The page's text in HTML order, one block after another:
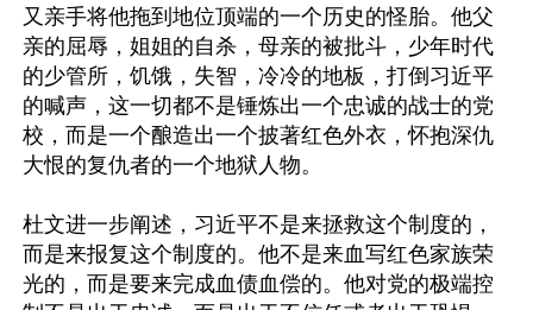
又亲手将他拖到地位顶端的一个历史的怪胎。他父
亲的屈辱，姐姐的自杀，母亲的被批斗，少年时代
的少管所，饥饿，失智，冷冷的地板，打倒习近平
的喊声，这一切都不是锤炼出一个忠诚的战士的党
校，而是一个酿造出一个披著红色外衣，怀抱深仇
大恨的复仇者的一个地狱人物。
杜文进一步阐述，习近平不是来拯救这个制度的，
而是来报复这个制度的。他不是来血写红色家族荣
光的，而是要来完成血债血偿的。他对党的极端控